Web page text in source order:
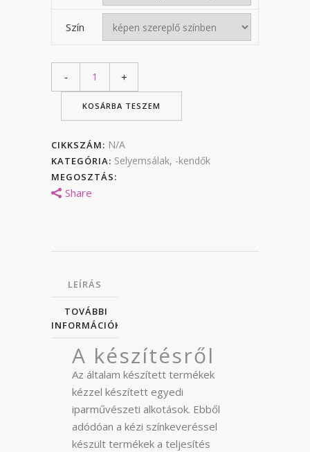
Szín
KOSÁRBA TESZEM
CIKKSZÁM: N/A
KATEGÓRIA: Selyemsálak, -kendők
MEGOSZTÁS:
Share
LEÍRÁS
TOVÁBBI
INFORMÁCIÓK
A készítésről
Az általam készített termékek
kézzel készített egyedi
iparművészeti alkotások. Ebből
adódóan a kézi színkeveréssel
készült termékek a teljesítés